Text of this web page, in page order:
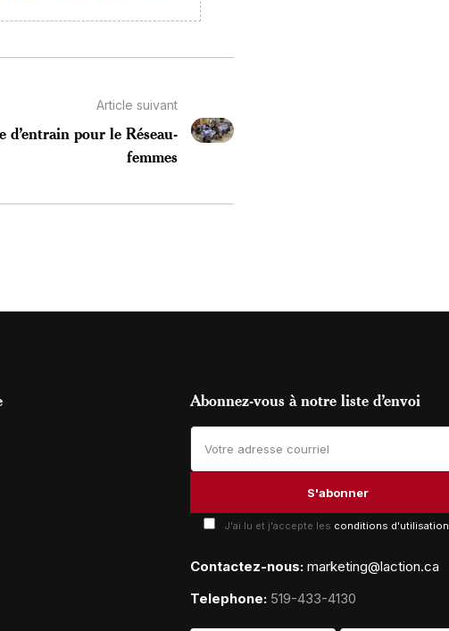
Article suivant
d’entrain pour le Réseau-
femmes
Abonnez-vous à notre liste d’envoi
J'ai lu et j'accepte les conditions d'utilisation
Contactez-nous: marketing@laction.ca
Telephone: 519-433-4130